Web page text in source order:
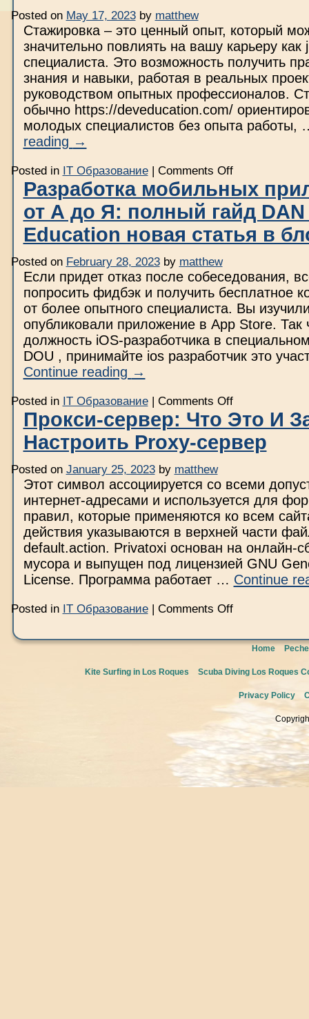
Posted on May 17, 2023 by matthew
Стажировка – это ценный опыт, который
значительно повлиять на вашу карьеру как
специалиста. Это возможность получить
знания и навыки, работая в реальных
руководством опытных профессионалов.
обычно https://deveducation.com/
молодых специалистов без опыта
reading →
Posted in IT Образование | Comments Offon
найти
работу
программисту
без
опыта:
как
устроиться
работу
новичку?
Разработка мобильных
от А до Я: полный гайд DAN
Education новая статья в
Posted on February 28, 2023 by matthew
Если придет отказ после собеседования,
попросить фидбэк и получить бесплатное
от более опытного специалиста. Вы
опубликовали приложение в App Store. Так
должность iOS-разработчика в
DOU , принимайте ios разработчик это
Continue reading →
Posted in IT Образование | Comments Offon
мобильных
приложений
от
А
гайд
IT
Education
новая
статья
в
блоге
Прокси-сервер: Что Это И
Настроить Proxy-сервер
Posted on January 25, 2023 by matthew
Этот символ ассоциируется со всеми
интернет-адресами и используется для
правил, которые применяются ко всем
действия указываются в верхней части
default.action. Privatoxi основан на онлайн-
мусора и выпущен под лицензией GNU
License. Программа работает … Continue
Posted in IT Образование | Comments Offon
Это
Как
Proxy-
сервер
Home
Kite Surfing in Los Roques Scuba Diving Los Roques
Privacy Policy